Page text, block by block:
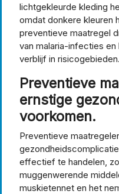
lichtgekleurde kleding
omdat donkere kleuren
preventieve maatregel
van malaria-infecties
verblijf in risicogebieden.
Preventieve
ernstige
voorkomen.
Preventieve
effectief te handelen,
muggenwerende
muskietennet en het